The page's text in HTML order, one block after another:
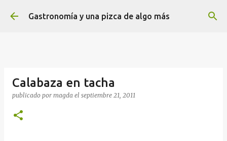
Ir al contenido principal
Gastronomía y una pizca de algo más
Calabaza en tacha
publicado por magda el septiembre 21, 2011